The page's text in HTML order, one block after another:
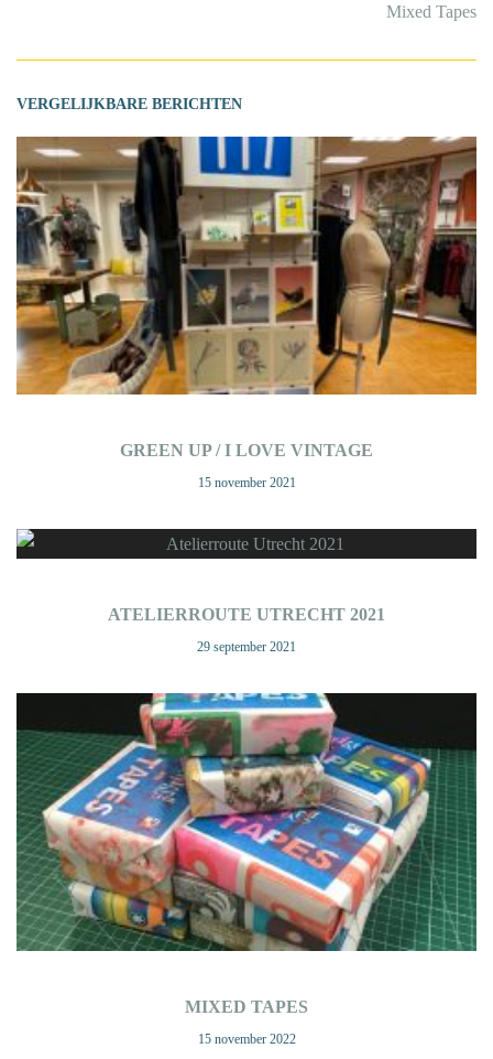
Mixed Tapes
GREEN UP / I LOVE VINTAGE
15 november 2021
ATELIERROUTE UTRECHT 2021
29 september 2021
MIXED TAPES
15 november 2022